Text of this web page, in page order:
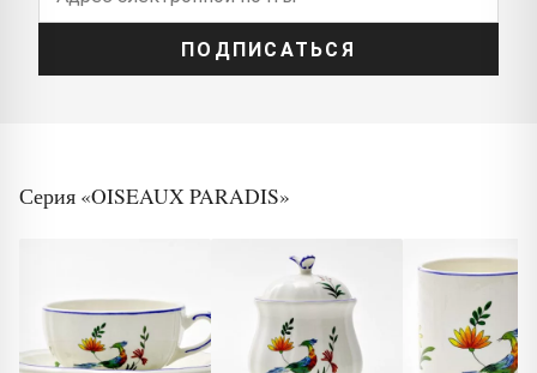
ПОДПИСАТЬСЯ
Серия «OISEAUX PARADIS»